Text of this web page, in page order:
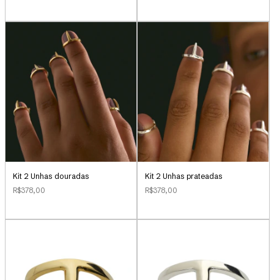
Kit 2 Unhas douradas
R$378,00
Kit 2 Unhas prateadas
R$378,00